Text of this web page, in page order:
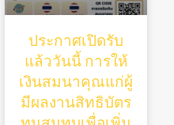
ประกาศเปิดรับ
แล้ววันนี้ การให้
เงินสมนาคุณแก่ผู้
มีผลงานสิทธิบัตร